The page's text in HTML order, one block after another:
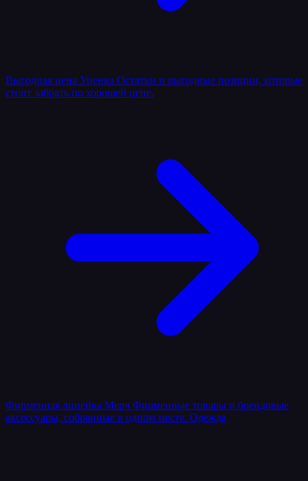
Выгодная цена Уценка Остатки и выгодные позиции, которые
стоит забрать по хорошей цене.
Фирменная линейка Мерч Фирменные товары и брендовые
аксессуары, собранные в одном месте. Одежда